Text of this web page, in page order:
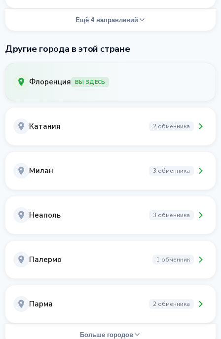
Ещё 4 направлений
Другие города в этой стране
Флоренция ВЫ ЗДЕСЬ
Катания 2 обменника
Милан 3 обменника
Неаполь 3 обменника
Палермо 1 обменник
Парма 2 обменника
Больше городов